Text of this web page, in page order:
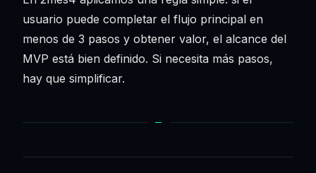
usuario puede completar el flujo principal en
menos de 3 pasos y obtener valor, el alcance del
MVP está bien definido. Si necesita más pasos,
hay que simplificar.